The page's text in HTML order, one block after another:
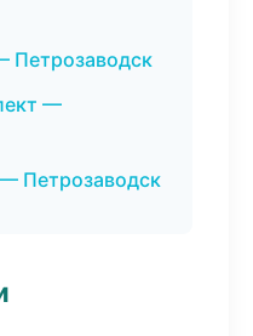
Петрозаводск
—
Петрозаводск